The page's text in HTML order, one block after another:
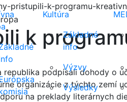
pristupili-k-programu-
Kultúra
Základné
info
Výzvy
Výsledky
k
republika podpísali dohody o
organizácie z týchto zemí
na preklady literárnych